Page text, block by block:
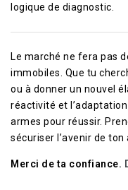
logique de diagnostic.
Le marché ne fera pas
immobiles. Que tu
ou à donner un nouvel
réactivité et
armes pour réussir.
sécuriser l’avenir de ton
Merci de ta confiance.